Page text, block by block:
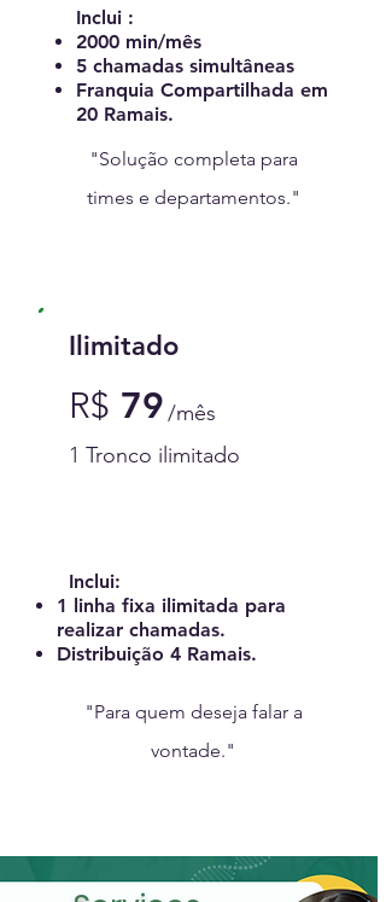
Inclui :
2000 min/mês
5 chamadas simultâneas
Franquia Compartilhada em
20 Ramais.
"Solução completa para
times e departamentos."
Ilimitado
R$ 79/mês
1 Tronco ilimitado
Inclui:
1 linha fixa ilimitada para
realizar chamadas.
Distribuição 4 Ramais.
"Para quem deseja falar a
vontade."